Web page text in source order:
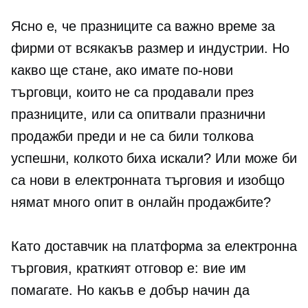
Ясно е, че празниците са важно време за
фирми от всякакъв размер и индустрии. Но
какво ще стане, ако имате по-нови
търговци, които не са продавали през
празниците, или са опитвали празнични
продажби преди и не са били толкова
успешни, колкото биха искали? Или може би
са нови в електронната търговия и изобщо
нямат много опит в онлайн продажбите?
Като доставчик на платформа за електронна
търговия, краткият отговор е: вие им
помагате. Но какъв е добър начин да